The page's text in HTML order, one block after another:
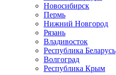
Новосибирск
Пермь
Нижний Новгород
Рязань
Владивосток
Республика Беларусь
Волгоград
Республика Крым